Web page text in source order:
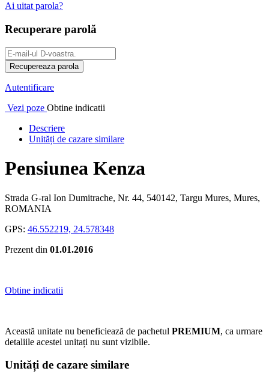
Ai uitat parola?
Recuperare parolă
Autentificare
Vezi poze Obtine indicatii
Descriere
Unități de cazare similare
Pensiunea Kenza
Strada G-ral Ion Dumitrache, Nr. 44, 540142, Targu Mures, Mures,
ROMANIA
GPS: 46.552219, 24.578348
Prezent din 01.01.2016
Obtine indicatii
Această unitate nu beneficiează de pachetul PREMIUM, ca urmare
detaliile acestei unitați nu sunt vizibile.
Unități de cazare similare